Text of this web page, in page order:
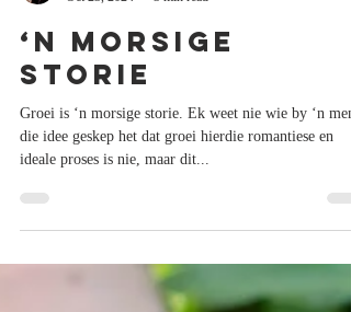
Marina van der Linde
Oct 23, 2024
‘n Morsige
storie
Groei is ‘n morsige storie. Ek weet nie wie by ‘n